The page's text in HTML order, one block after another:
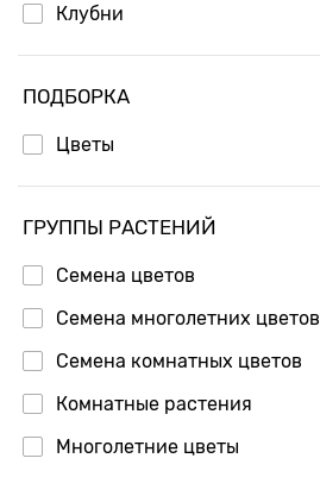
Клубни
ПОДБОРКА
Цветы
ГРУППЫ РАСТЕНИЙ
Семена цветов
Семена многолетних цветов
Семена комнатных цветов
Комнатные растения
Многолетние цветы